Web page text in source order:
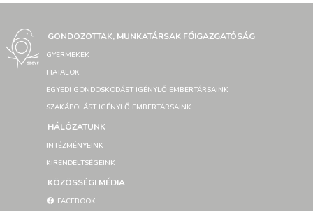
GONDOZOTTAK, MUNKATÁRSAK FŐIGAZGATÓSÁG
GYERMEKEK
FIATALOK
EGYEDI GONDOSKODÁST IGÉNYLŐ EMBERTÁRSAINK
SZAKÁPOLÁST IGÉNYLŐ EMBERTÁRSAINK
HÁLÓZATUNK
INTÉZMÉNYEINK
KIRENDELTSÉGEINK
KÖZÖSSÉGI MÉDIA
FACEBOOK